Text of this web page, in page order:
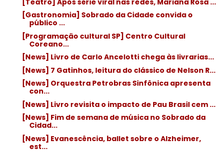
[Gastronomia] Sobrado da Cidade convida o
público ...
[Programação cultural SP] Centro Cultural
Coreano...
[News] Livro de Carlo Ancelotti chega às livrarias...
[News] 7 Gatinhos, leitura do clássico de Nelson R...
[News] Orquestra Petrobras Sinfônica apresenta
con...
[News] Livro revisita o impacto de Pau Brasil cem ...
[News] Fim de semana de música no Sobrado da
Cidad...
[News] Evanescência, ballet sobre o Alzheimer,
est...